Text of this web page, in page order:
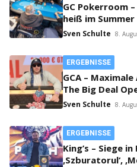
GC Pokerroom
heiß im
Sven Schulte 8.
ERGEBNISSE
GCA – Maximale
The Big Deal
Sven Schulte 8.
ERGEBNISSE
King’s – Siege
‚Szburatorul‘,